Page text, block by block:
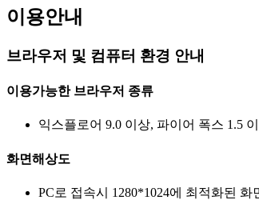
이용안내
브라우저 및 컴퓨터 환경 안내
이용가능한 브라우저 종류
익스플로어 9.0 이상, 파이어 폭스 1.5
화면해상도
PC로 접속시 1280*1024에 최적화된 화